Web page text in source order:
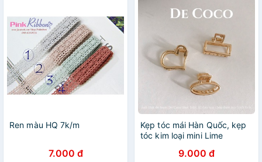
Ren màu HQ 7k/m
7.000 đ
Kẹp tóc mái Hàn Quốc, kẹp
tóc kim loại mini Lime
9.000 đ